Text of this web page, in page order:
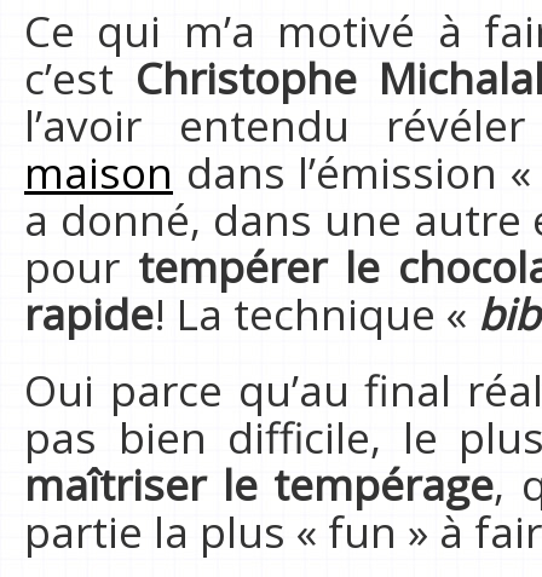
Ce qui m’a motivé à
c’est Christophe
l’avoir entendu
maison dans l’émission
a donné, dans une
pour tempérer le
rapide! La technique «
Oui parce qu’au final
pas bien difficile, le
maîtriser le tempérage,
partie la plus « fun » à